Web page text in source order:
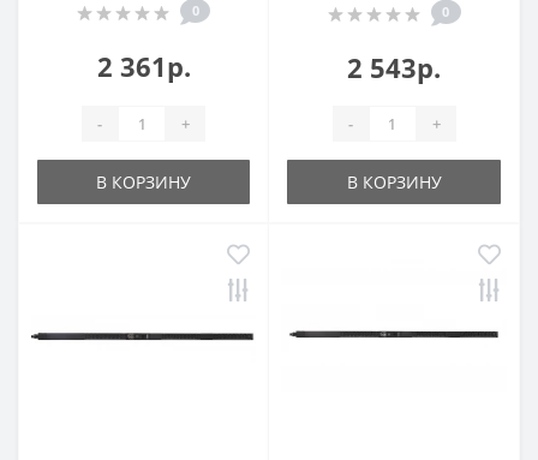
0
2 361р.
- +
В КОРЗИНУ
0
2 543р.
- +
В КОРЗИНУ